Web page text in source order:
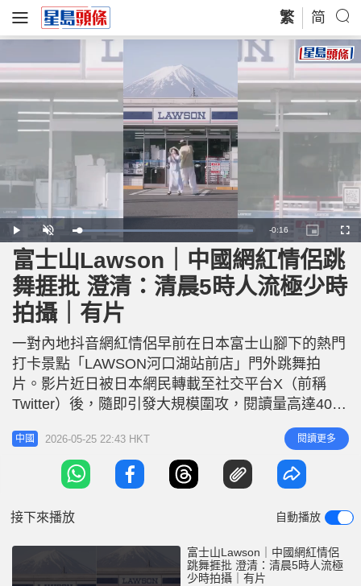
繁 简
P
l
a
y
U
n
u
t
e
L
o
d
:
1
0
%
R
e
m
n
n
-0:16
P
i
c
t
u
r
-
c
t
u
r
e
F
u
s
r
e
富士山Lawson｜中國網紅情侶跳
舞捱批 澄清：清晨5時人流極少時
拍攝｜有片
一對內地抖音網紅情侶早前在日本富士山腳下的熱門
打卡景點「LAWSON河口湖站前店」門外跳舞拍
片。影片近日被日本網民轉載至社交平台X（前稱
Twitter）後，隨即引發大規模圍攻，閱讀量高達400
萬次。大批日本網民狠批兩人「擋路」及「製造混
亂」。 強調清晨5時拍攝無阻人 涉事為內地抖音網紅
情侶檔「藤短短」。兩人在抖音上載了一段以
Lawson便利店及富士山為背景的舞蹈短片，並配文
中國 2026-05-25 22:43 HKT 閱讀更多
接下來播放 自動播放
富士山Lawson｜中國網紅情侶
跳舞捱批 澄清：清晨5時人流極
少時拍攝｜有片